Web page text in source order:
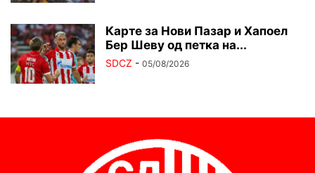
Карте за Нови Пазар и Хапоел
Бер Шеву од петка на...
SDCZ - 05/08/2026